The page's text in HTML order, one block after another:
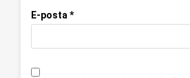
E-posta *